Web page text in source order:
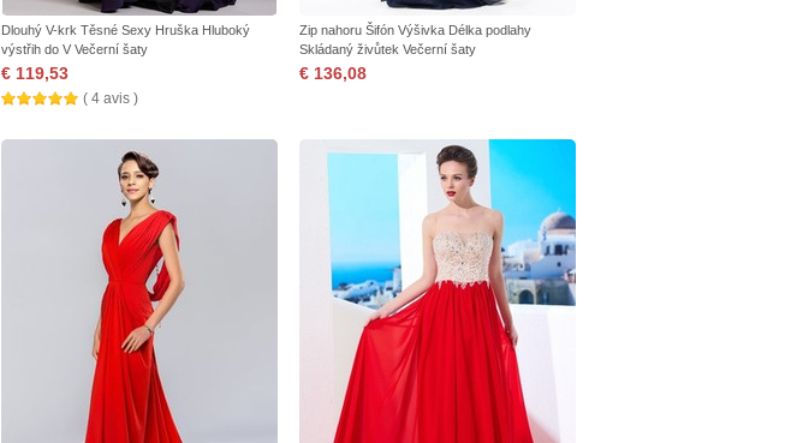
Dlouhý V-krk Těsné Sexy Hruška Hluboký
výstřih do V Večerní šaty
€ 119,53
( 4 avis )
Zip nahoru Šifón Výšivka Délka podlahy
Skládaný živůtek Večerní šaty
€ 136,08